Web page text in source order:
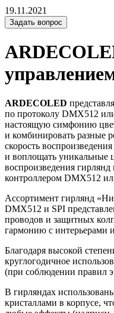
19.11.2021
Задать вопрос
ARDECOLED
по протоколу DMX512
настоящую симфонию
и комбинировать разные
скорость
и воплощать уникальные
воспроизведения
контроллером DMX512
Ассортимент гирлянд
DMX512 и SPI
проводов и защитных
гармонию с интерьерами
Благодаря высокой
круглогодичное
(при соблюдении правил
В гирляндах
кристаллами в корпусе,